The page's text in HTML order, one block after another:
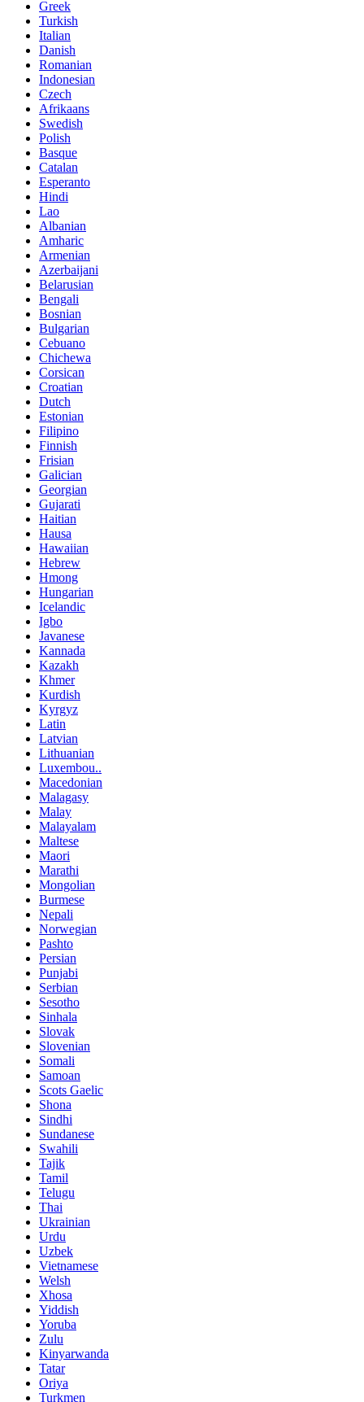
Greek
Turkish
Italian
Danish
Romanian
Indonesian
Czech
Afrikaans
Swedish
Polish
Basque
Catalan
Esperanto
Hindi
Lao
Albanian
Amharic
Armenian
Azerbaijani
Belarusian
Bengali
Bosnian
Bulgarian
Cebuano
Chichewa
Corsican
Croatian
Dutch
Estonian
Filipino
Finnish
Frisian
Galician
Georgian
Gujarati
Haitian
Hausa
Hawaiian
Hebrew
Hmong
Hungarian
Icelandic
Igbo
Javanese
Kannada
Kazakh
Khmer
Kurdish
Kyrgyz
Latin
Latvian
Lithuanian
Luxembou..
Macedonian
Malagasy
Malay
Malayalam
Maltese
Maori
Marathi
Mongolian
Burmese
Nepali
Norwegian
Pashto
Persian
Punjabi
Serbian
Sesotho
Sinhala
Slovak
Slovenian
Somali
Samoan
Scots Gaelic
Shona
Sindhi
Sundanese
Swahili
Tajik
Tamil
Telugu
Thai
Ukrainian
Urdu
Uzbek
Vietnamese
Welsh
Xhosa
Yiddish
Yoruba
Zulu
Kinyarwanda
Tatar
Oriya
Turkmen